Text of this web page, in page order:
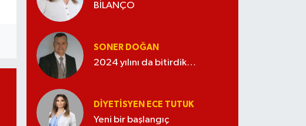
BİLANÇO
SONER DOĞAN
2024 yılını da bitirdik…
DIYETISYEN ECE TUTUK
Yeni bir başlangıç